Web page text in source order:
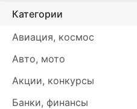
Категории
Авиация, космос
Авто, мото
Акции, конкурсы
Банки, финансы